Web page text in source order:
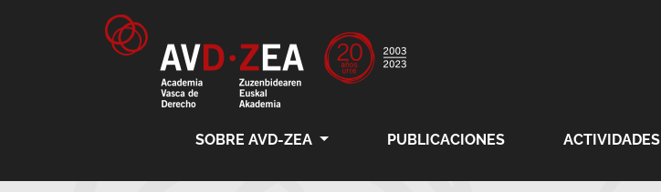
SOBRE AVD-ZEA PUBLICACIONES ACTIVIDADES